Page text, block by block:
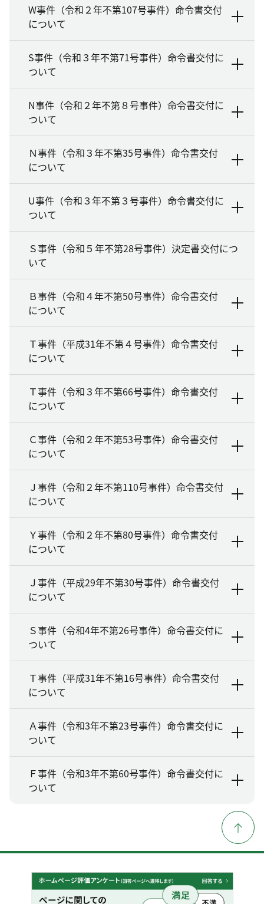
W事件（令和２年不第107号事件）命令書交付
について
S事件（令和３年不第71号事件）命令書交付に
ついて
N事件（令和２年不第８号事件）命令書交付に
ついて
Ｎ事件（令和３年不第35号事件）命令書交付
について
U事件（令和３年不第３号事件）命令書交付に
ついて
Ｓ事件（令和５年不第28号事件）決定書交付につ
いて
Ｂ事件（令和４年不第50号事件）命令書交付
について
Ｔ事件（平成31年不第４号事件）命令書交付
について
Ｔ事件（令和３年不第66号事件）命令書交付
について
Ｃ事件（令和２年不第53号事件）命令書交付
について
Ｊ事件（令和２年不第110号事件）命令書交付
について
Ｙ事件（令和２年不第80号事件）命令書交付
について
Ｊ事件（平成29年不第30号事件）命令書交付
について
Ｓ事件（令和4年不第26号事件）命令書交付に
ついて
Ｔ事件（平成31年不第16号事件）命令書交付
について
Ａ事件（令和3年不第23号事件）命令書交付に
ついて
Ｆ事件（令和3年不第60号事件）命令書交付に
ついて